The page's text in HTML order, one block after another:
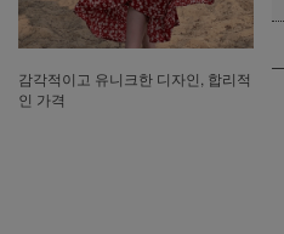
감각적이고 유니크한 디자인, 합리적
인 가격